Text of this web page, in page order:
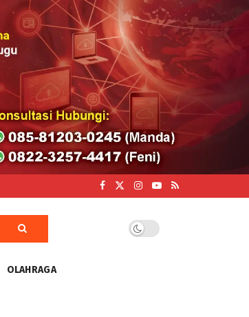
OLAHRAGA